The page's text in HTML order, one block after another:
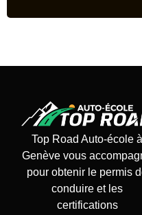
Top Road Auto-école à
Genève vous
pour obtenir le permis
conduire et les
certifications